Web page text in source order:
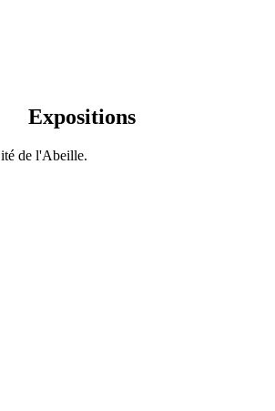
Expositions
de l'Abeille.